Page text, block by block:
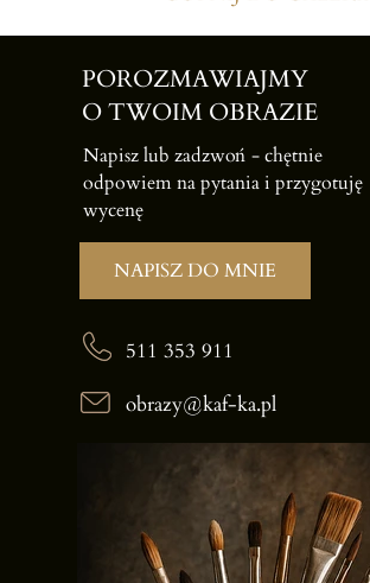
NAPISZ DO MNIE
Napisz lub zadzwoń -chętnie
odpowiem na pytania i przygotuję
wycenę
POROZMAWIAJMY
O TWOIM OBRAZIE
obrazy@kaf-ka.pl
511 353 911